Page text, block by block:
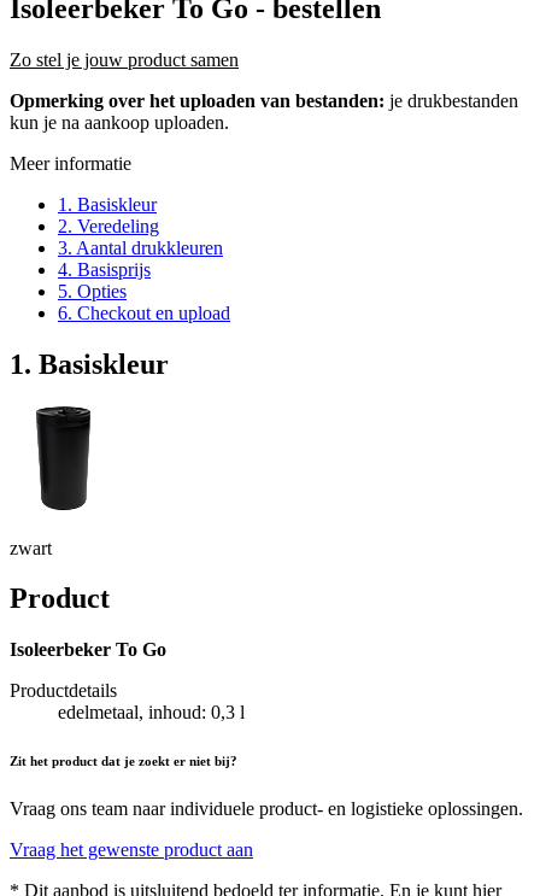
Isoleerbeker To Go - bestellen
Zo stel je jouw product samen
Opmerking over het uploaden van bestanden: je drukbestanden
kun je na aankoop uploaden.
Meer informatie
1. Basiskleur
2. Veredeling
3. Aantal drukkleuren
4. Basisprijs
5. Opties
6. Checkout en upload
1. Basiskleur
zwart
Product
Isoleerbeker To Go
Productdetails
edelmetaal, inhoud: 0,3 l
Zit het product dat je zoekt er niet bij?
Vraag ons team naar individuele product- en logistieke oplossingen.
Vraag het gewenste product aan
* Dit aanbod is uitsluitend bedoeld ter informatie. En je kunt hier